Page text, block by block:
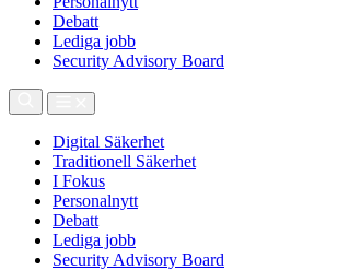
Debatt
Lediga jobb
Security Advisory Board
Digital Säkerhet
Traditionell Säkerhet
I Fokus
Personalnytt
Debatt
Lediga jobb
Security Advisory Board